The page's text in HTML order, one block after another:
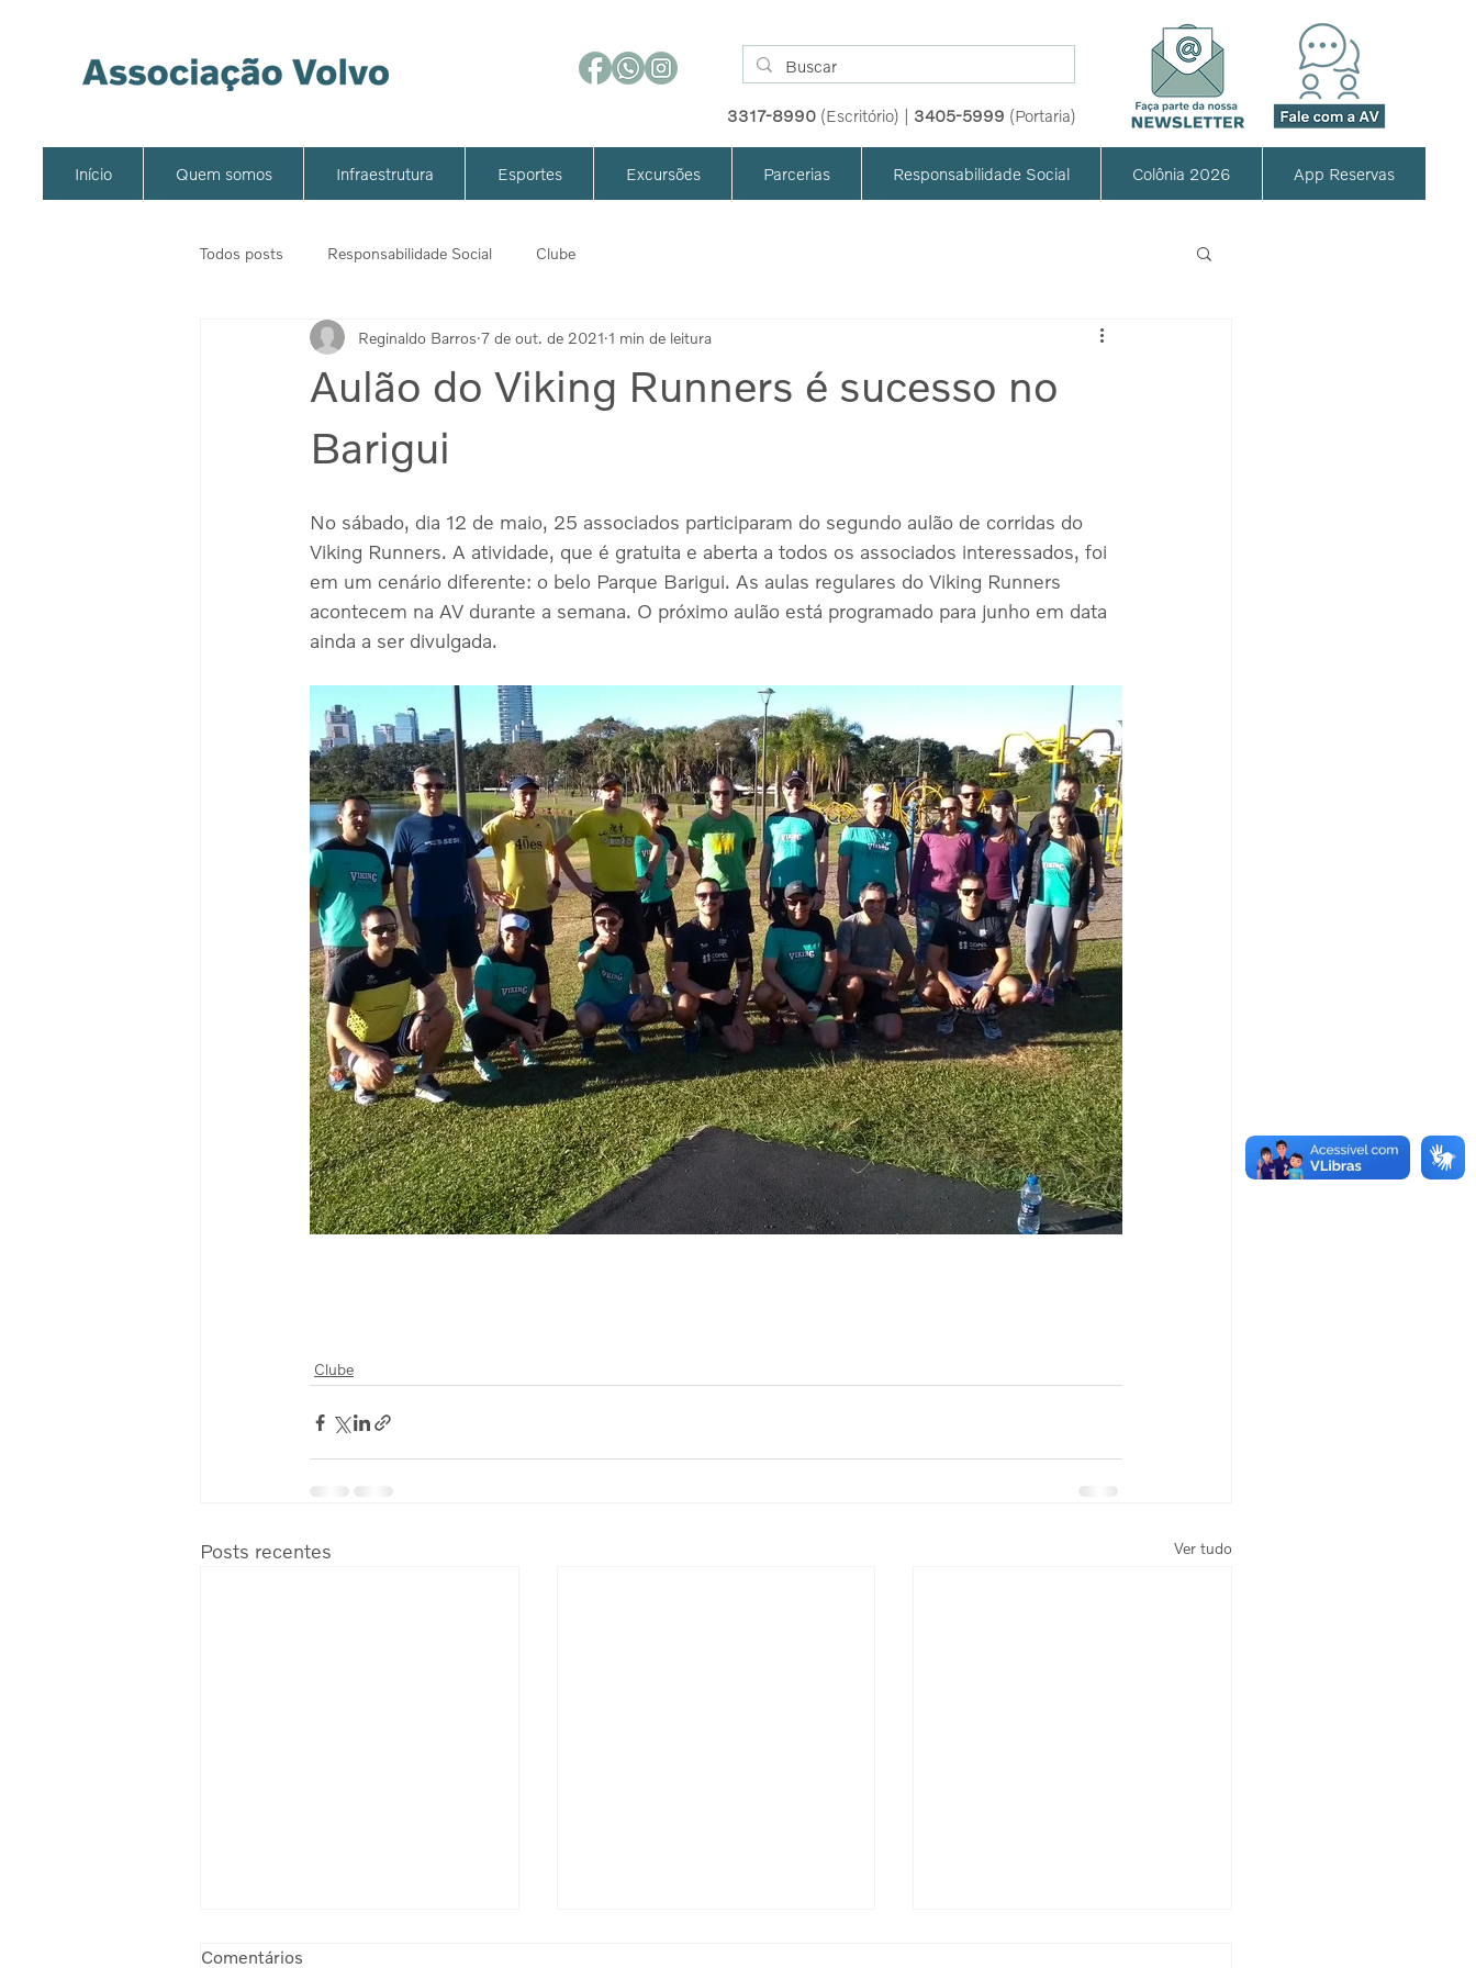
3317-8990 (Escritório) | 3405-5999 (Portaria)
Início Quem somos Infraestrutura Esportes Excursões Parcerias Responsabilidade Social Colônia 2026 App Reservas
Todos posts Responsabilidade Social Clube
Aulão do Viking Runners é sucesso no
Barigui
Reginaldo Barros 7 de out. de 2021 1 min de leitura
No sábado, dia 12 de maio, 25 associados participaram do segundo aulão de corridas do
Viking Runners. A atividade, que é gratuita e aberta a todos os associados interessados, foi
em um cenário diferente: o belo Parque Barigui. As aulas regulares do Viking Runners
acontecem na AV durante a semana. O próximo aulão está programado para junho em data
ainda a ser divulgada.
Clube
Posts recentes Ver tudo
Comentários